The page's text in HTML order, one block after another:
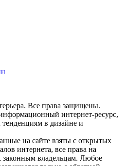
Все права защищены.
интернет-ресурс,
в дизайне и
на сайте взяты с открытых
интернета, все права на
законным владельцам. Любое